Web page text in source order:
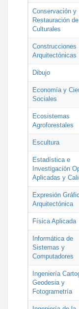
Conservación y
Restauración
Culturales
Construcciones
Arquitectónicas
Dibujo
Economía y
Sociales
Ecosistemas
Agroforestales
Escultura
Estadística e
Investigación
Aplicadas y
Expresión
Arquitectónica
Física Aplicada
Informática de
Sistemas y
Computadores
Ingeniería
Geodesia y
Fotogrametría